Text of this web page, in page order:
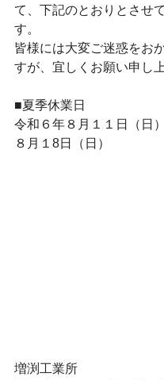
て、下記のとおりとさせ
す。
皆様には大変ご迷惑をお
すが、宜しくお願い申し
■夏季休業日
令和６年８月１１日（日
８月１8日（日）
増渕工業所